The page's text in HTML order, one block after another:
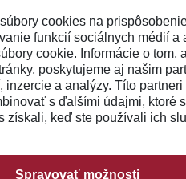
cookies na
funkcií sociálnych médií a
cookie. Informácie o tom,
poskytujeme aj našim
a analýzy. Títo partneri
s ďalšími údajmi, ktoré
získali, keď ste používali ich
Spravovať možnosti